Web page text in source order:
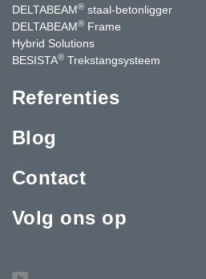
DELTABEAM® staal-betonligger
DELTABEAM® Frame
Hybrid Solutions
BESISTA® Trekstangsysteem
Referenties
Blog
Contact
Volg ons op